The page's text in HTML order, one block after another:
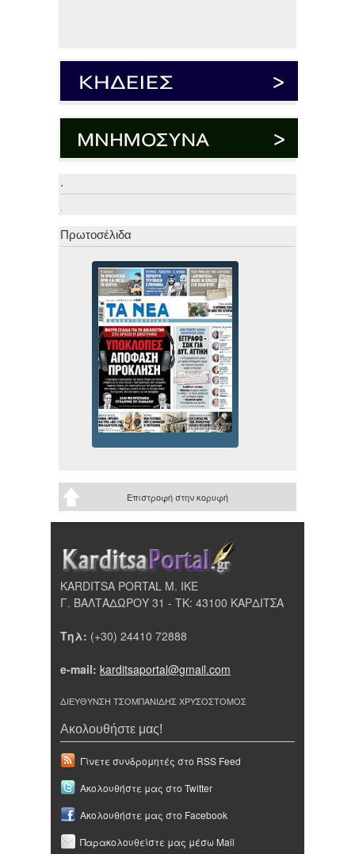
.
Πρωτοσέλιδα
Επιστροφή στην κορυφή
KARDITSA PORTAL Μ. ΙΚΕ
Γ. ΒΑΛΤΑΔΩΡΟΥ 31 - ΤΚ: 43100 ΚΑΡΔΙΤΣΑ
Τηλ: (+30) 24410 72888
e-mail: karditsaportal@gmail.com
ΔΙΕΥΘΥΝΣΗ ΤΣΟΜΠΑΝΙΔΗΣ ΧΡΥΣΟΣΤΟΜΟΣ
Ακολουθήστε μας!
Γίνετε συνδρομητές στο RSS Feed
Ακολουθήστε μας στο Twitter
Ακολουθήστε μας στο Facebook
Παρακολουθείστε μας μέσω Mail